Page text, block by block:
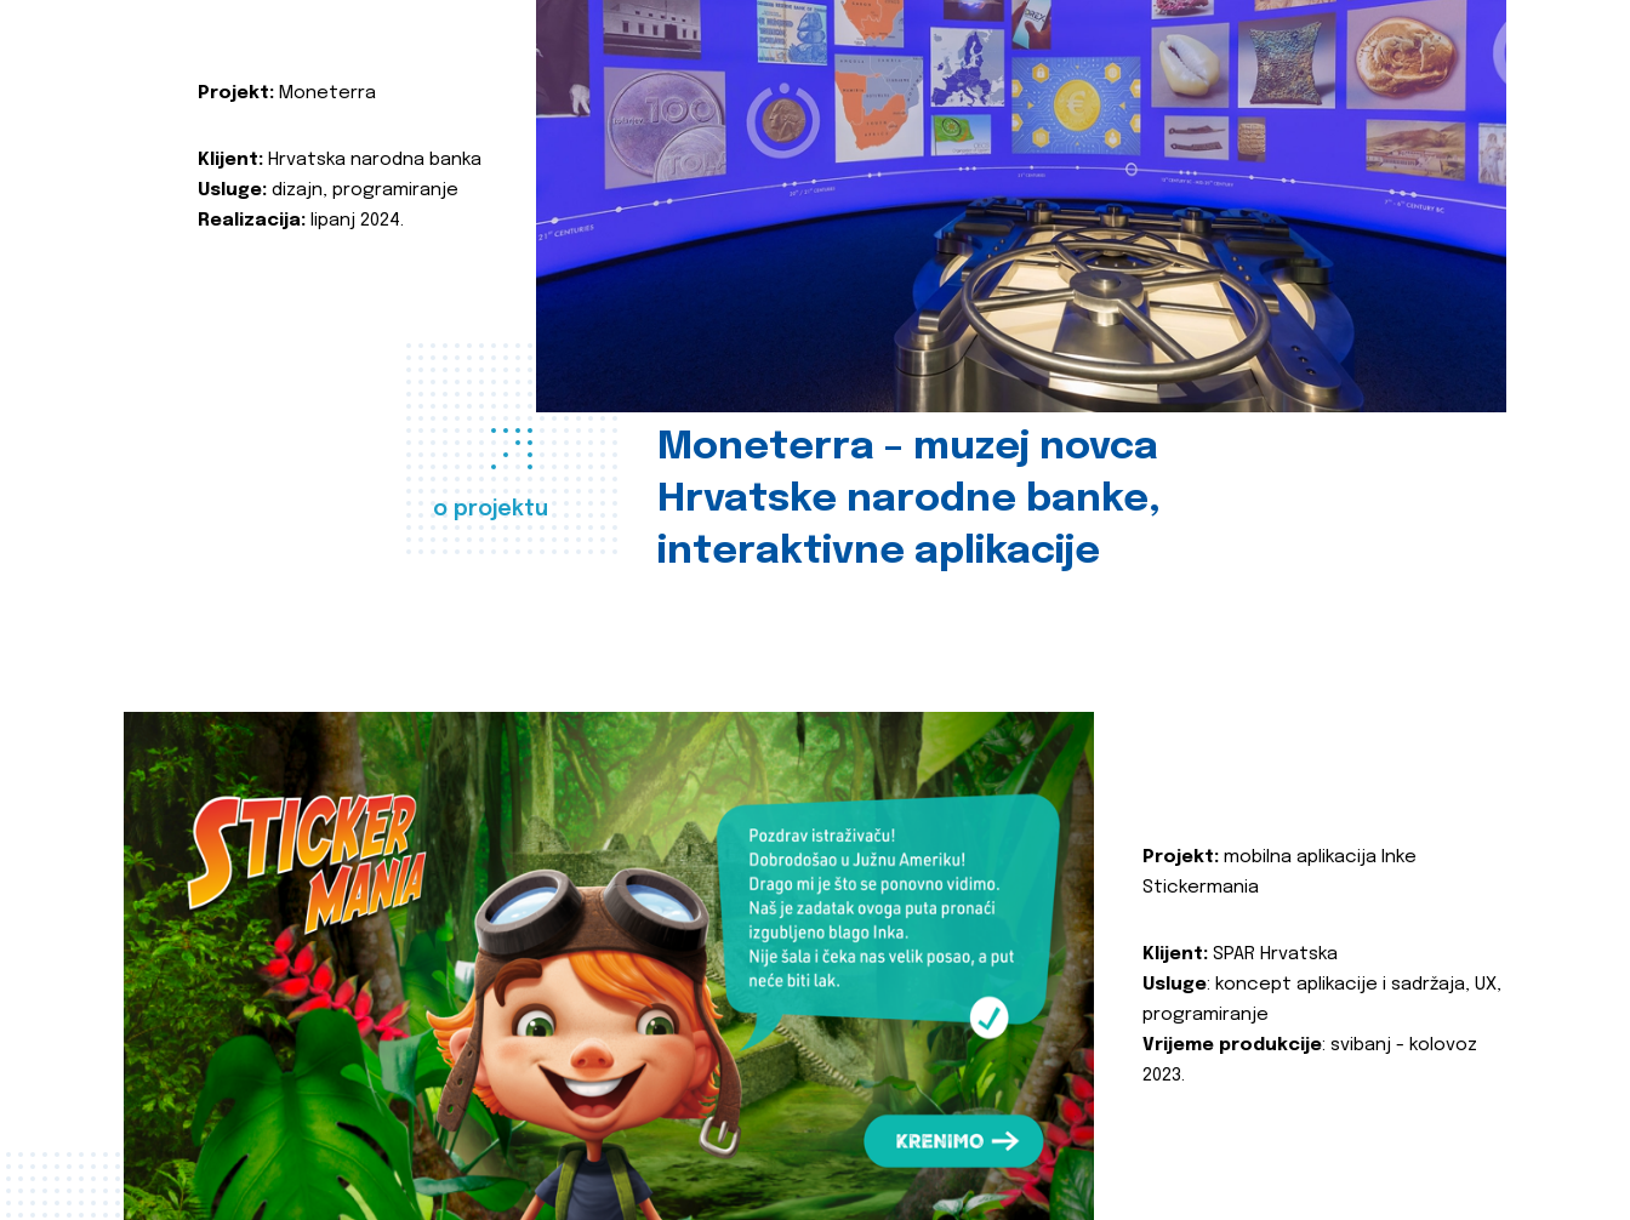
o projektu
Moneterra – muzej novca
Hrvatske narodne banke,
interaktivne aplikacije
Projekt: Moneterra
Klijent: Hrvatska narodna banka
Usluge: dizajn, programiranje
Realizacija: lipanj 2024.
Projekt: mobilna aplikacija Inke
Stickermania
Klijent: SPAR Hrvatska
Usluge: koncept aplikacije i sadržaja, UX,
programiranje
Vrijeme produkcije: svibanj - kolovoz
2023.